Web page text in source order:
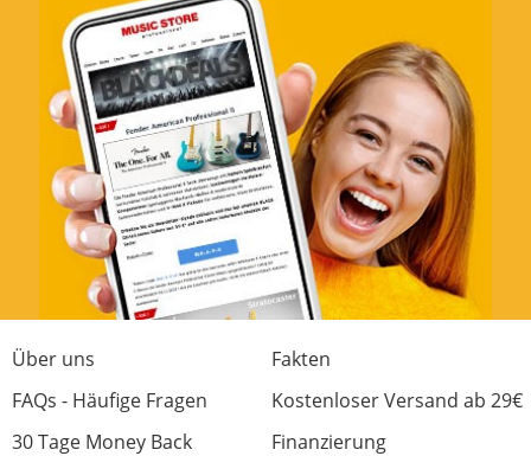
Über uns
Fakten
FAQs - Häufige Fragen
Kostenloser Versand ab 29€
30 Tage Money Back
Finanzierung